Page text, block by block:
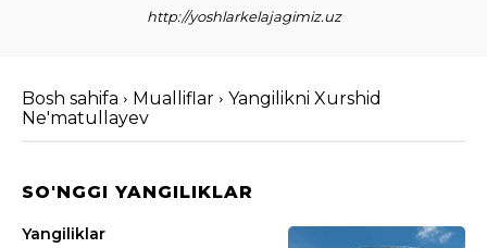
http://yoshlarkelajagimiz.uz
Bosh sahifa Mualliflar
Yangilikni Xurshid
Ne'matullayev
SO'NGGI YANGILIKLAR
Yangiliklar